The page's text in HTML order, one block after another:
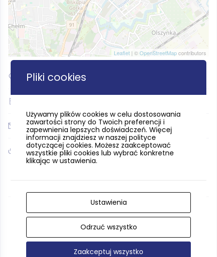
Leaflet | ©OpenStreetMapcontributors
54.349883, 18.651414
galeria@stare-zabawki.pl
stare-zabawki.pl
Pliki cookies
Używamy plików cookies w celu dostosowania
zawartości strony do Twoich preferencji i
zapewnienia lepszych doświadczeń. Więcej
informacji znajdziesz w naszej polityce
dotyczącej cookies. Możesz zaakceptować
wszystkie pliki cookies lub wybrać konkretne
klikając w ustawienia.
Ustawienia
Odrzuć wszystko
Zaakceptuj wszystko